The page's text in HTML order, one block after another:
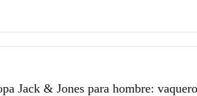
Jack & Jones para hombre: